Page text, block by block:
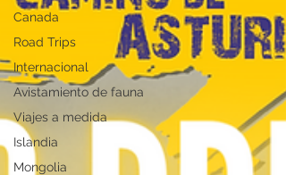
Canada
Road Trips
Internacional
Avistamiento de fauna
Viajes a medida
Islandia
Mongolia